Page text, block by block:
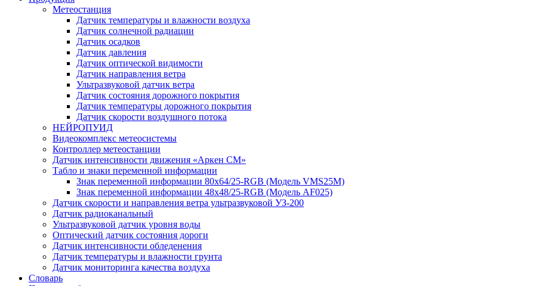
Метеостанция
Датчик температуры и влажности воздуха
Датчик солнечной радиации
Датчик осадков
Датчик давления
Датчик оптической видимости
Датчик направления ветра
Ультразвуковой датчик ветра
Датчик состояния дорожного покрытия
Датчик температуры дорожного покрытия
Датчик скорости воздушного потока
НЕЙРОПУИД
Видеокомплекс метеосистемы
Контроллер метеостанции
Датчик интенсивности движения «Аркен СМ»
Табло и знаки переменной информации
Знак переменной информации 80х64/25-RGB (Модель VMS25M)
Знак переменной информации 48х48/25-RGB (Модель АF025)
Датчик скорости и направления ветра ультразвуковой УЗ-200
Датчик радиоканальный
Ультразвуковой датчик уровня воды
Оптический датчик состояния дороги
Датчик интенсивности обледенения
Датчик температуры и влажности грунта
Датчик мониторинга качества воздуха
Словарь